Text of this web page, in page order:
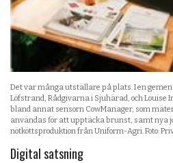
Det var många utställare på plats. I en
Löfstrand, Rådgivarna i Sjuhärad, och Louise
bland annat sensorn CowManager, som
användas för att upptäcka brunst, samt nya
nötköttsproduktion från Uniform-Agri. Foto:
Digital satsning